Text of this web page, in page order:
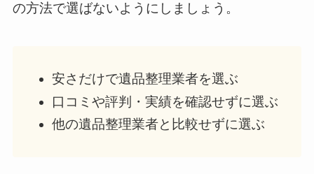
の方法で選ばないようにしましょう。
安さだけで遺品整理業者を選ぶ
口コミや評判・実績を確認せずに選ぶ
他の遺品整理業者と比較せずに選ぶ